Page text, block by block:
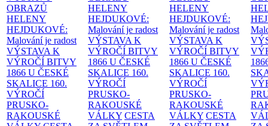
OBRAZŮ
HELENY
HEJDUKOVÉ:
Malování je radost
VÝSTAVA K
VÝROČÍ BITVY
1866 U ČESKÉ
SKALICE 160.
VÝROČÍ
PRUSKO-
RAKOUSKÉ
HELENY
HEJDUKOVÉ:
Malování je radost
VÝSTAVA K
VÝROČÍ BITVY
1866 U ČESKÉ
SKALICE 160.
VÝROČÍ
PRUSKO-
RAKOUSKÉ
VÁLKY CESTA
HELENY
HEJDUKOVÉ:
Malování je radost
VÝSTAVA K
VÝROČÍ BITVY
1866 U ČESKÉ
SKALICE 160.
VÝROČÍ
PRUSKO-
RAKOUSKÉ
VÁLKY CESTA